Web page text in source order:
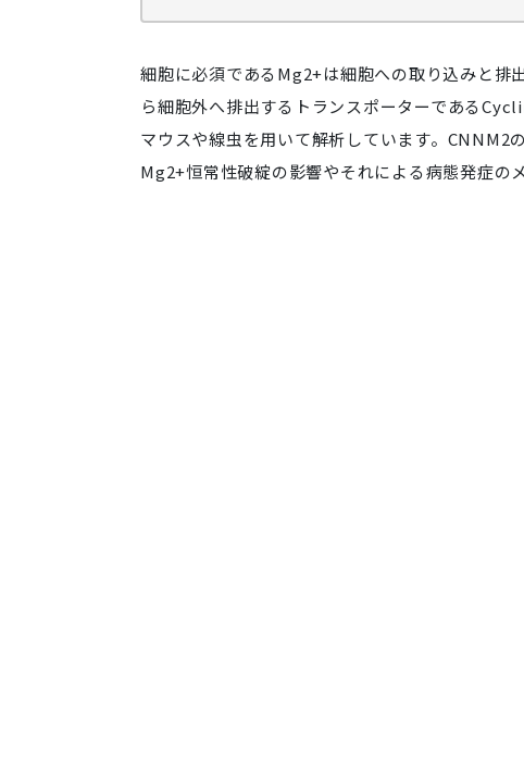
細胞に必須であるMg2+は細胞への取り込みと排
ら細胞外へ排出するトランスポーターである
マウスや線虫を用いて解析しています。CNNM2
Mg2+恒常性破綻の影響やそれによる病態発症の